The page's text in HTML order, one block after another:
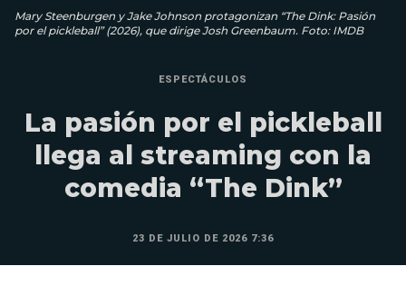
Mary Steenburgen y Jake Johnson protagonizan “The Dink: Pasión
por el pickleball” (2026), que dirige Josh Greenbaum. Foto: IMDB
ESPECTÁCULOS
La pasión por el pickleball
llega al streaming con la
comedia “The Dink”
23 DE JULIO DE 2026 7:36